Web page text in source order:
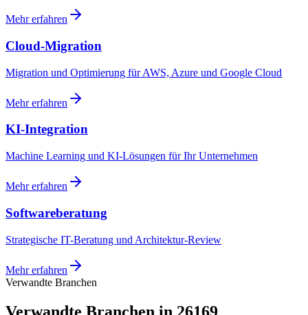
Mehr erfahren
Cloud-Migration
Migration und Optimierung für AWS, Azure und Google Cloud
Mehr erfahren
KI-Integration
Machine Learning und KI-Lösungen für Ihr Unternehmen
Mehr erfahren
Softwareberatung
Strategische IT-Beratung und Architektur-Review
Mehr erfahren
Verwandte Branchen
Verwandte Branchen in 26169